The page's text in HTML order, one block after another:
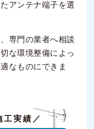
アンテナ端子を選
専門の業者へ相談
な環境整備によっ
なものにできま
工実績／